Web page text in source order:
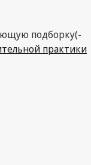
подборку(-
практики